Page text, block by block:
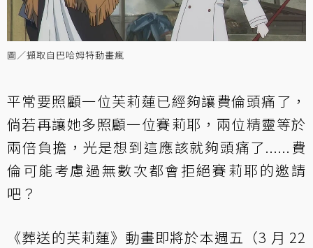
圖／擷取自巴哈姆特動畫瘋
平常要照顧一位芙莉蓮已經夠讓費倫頭痛了，
倘若再讓她多照顧一位賽莉耶，兩位精靈等於
兩倍負擔，光是想到這應該就夠頭痛了......費
倫可能考慮過無數次都會拒絕賽莉耶的邀請
吧？
《葬送的芙莉蓮》動畫即將於本週五（3 月 22